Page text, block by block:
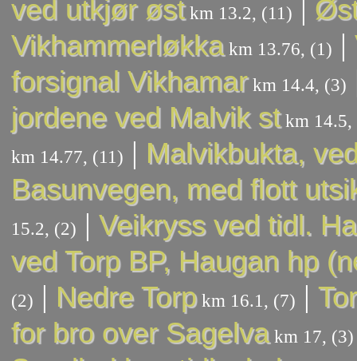
ved utkjør østkm 13.2, (11) |
Vikhammerløkkakm 13.76, (1) |
forsignal Vikhamarkm 14.4, (3)
jordene ved Malvik stkm 14.5,
km 14.77, (11) | Malvikbukta,
Basunvegen, med flott
15.2, (2) | Veikryss ved tidl.
ved Torp BP, Haugan hp
(2) | Nedre Torpkm 16.1, (7) |
for bro over Sagelvakm 17, (3)